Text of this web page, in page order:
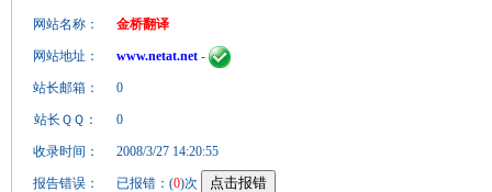
网站名称：
金桥翻译
网站地址： www.netat.net -
站长邮箱： 0
站长ＱＱ： 0
收录时间： 2008/3/27 14:20:55
报告错误： 已报错：(0)次